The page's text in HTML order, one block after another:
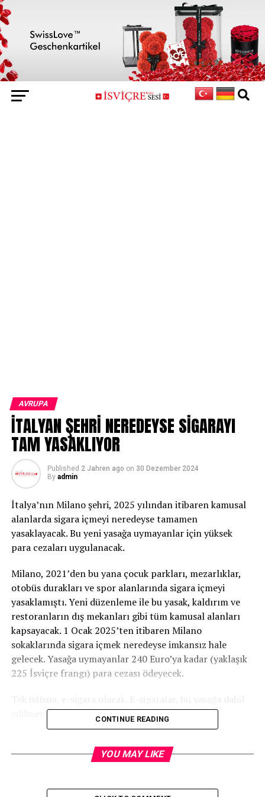
AVRUPA
İTALYAN ŞEHRİ NEREDEYSE SİGARAYI
TAM YASAKLIYOR
Published 2 Jahren ago on 30 Dezember 2024
By admin
İtalya’nın Milano şehri, 2025 yılından itibaren kamusal
alanlarda sigara içmeyi neredeyse tamamen
yasaklayacak. Bu yeni yasağa uymayanlar için yüksek
para cezaları uygulanacak.
Milano, 2021’den bu yana çocuk parkları, mezarlıklar,
otobüs durakları ve spor alanlarında sigara içmeyi
yasaklamıştı. Yeni düzenleme ile bu yasak, kaldırım ve
restoranların dış mekanları gibi tüm kamusal alanları
kapsayacak. 1 Ocak 2025’ten itibaren Milano
sokaklarında sigara içmek neredeyse imkansız hale
gelecek. Yasağa uymayanlar 240 Euro’ya kadar (yaklaşık
225 İsviçre frangı) para cezası ödeyecek.
edilmeyecek ve kullanılmaya devam edilebilecek.
şehirlerden biri. Çevre ajansı ARPA Lombardia’ya göre,
CONTINUE READING
YOU MAY LIKE